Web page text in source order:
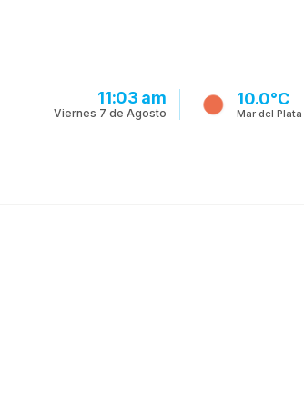
11:03 am
Viernes 7 de Agosto
10.0°C
Mar del Plata